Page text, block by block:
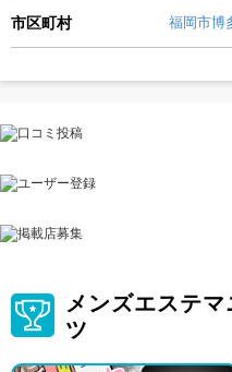
市区町村 福岡市博
メンズエステ
ツ